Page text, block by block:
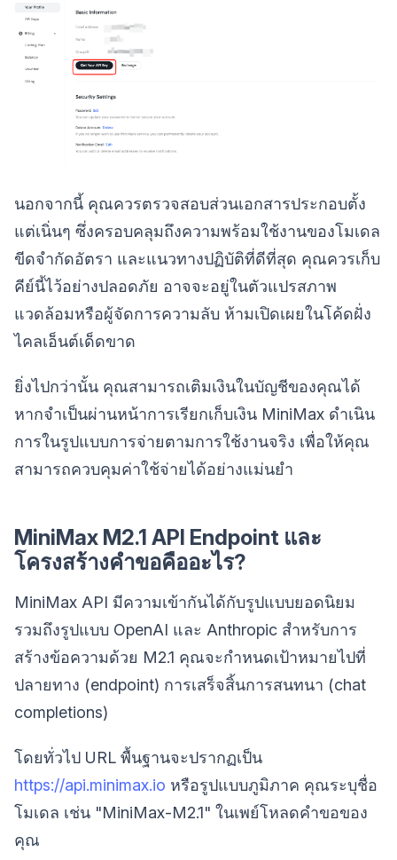
นอกจากนี้ คุณควรตรวจสอบส่วนเอกสารประกอบตั้ง
แต่เนิ่นๆ ซึ่งครอบคลุมถึงความพร้อมใช้งานของโมเดล
ขีดจำกัดอัตรา และแนวทางปฏิบัติที่ดีที่สุด คุณควรเก็บ
คีย์นี้ไว้อย่างปลอดภัย อาจจะอยู่ในตัวแปรสภาพ
แวดล้อมหรือผู้จัดการความลับ ห้ามเปิดเผยในโค้ดฝั่ง
ไคลเอ็นต์เด็ดขาด
ยิ่งไปกว่านั้น คุณสามารถเติมเงินในบัญชีของคุณได้
หากจำเป็นผ่านหน้าการเรียกเก็บเงิน MiniMax ดำเนิน
การในรูปแบบการจ่ายตามการใช้งานจริง เพื่อให้คุณ
สามารถควบคุมค่าใช้จ่ายได้อย่างแม่นยำ
MiniMax M2.1 API Endpoint และ
โครงสร้างคำขอคืออะไร?
MiniMax API มีความเข้ากันได้กับรูปแบบยอดนิยม
รวมถึงรูปแบบ OpenAI และ Anthropic สำหรับการ
สร้างข้อความด้วย M2.1 คุณจะกำหนดเป้าหมายไปที่
ปลายทาง (endpoint) การเสร็จสิ้นการสนทนา (chat
completions)
โดยทั่วไป URL พื้นฐานจะปรากฏเป็น
https://api.minimax.io หรือรูปแบบภูมิภาค คุณระบุชื่อ
โมเดล เช่น "MiniMax-M2.1" ในเพย์โหลดคำขอของ
คุณ